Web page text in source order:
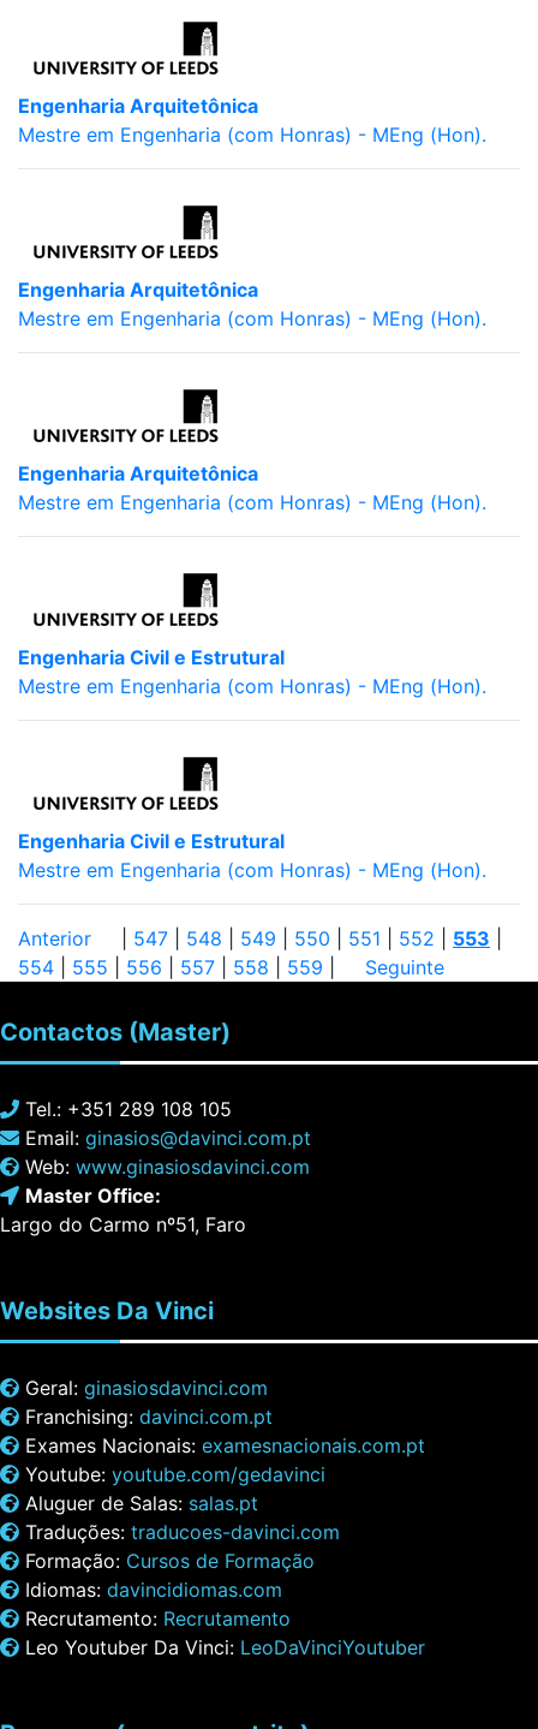
Engenharia Arquitetônica
Mestre em Engenharia (com Honras) - MEng (Hon).
Engenharia Arquitetônica
Mestre em Engenharia (com Honras) - MEng (Hon).
Engenharia Arquitetônica
Mestre em Engenharia (com Honras) - MEng (Hon).
Engenharia Civil e Estrutural
Mestre em Engenharia (com Honras) - MEng (Hon).
Engenharia Civil e Estrutural
Mestre em Engenharia (com Honras) - MEng (Hon).
Anterior 547 548 549 550 551 552 553
554
555 556 557 558 559 Seguinte
Contactos (Master)
Tel.: +351 289 108 105
Email: ginasios@davinci.com.pt
Web: www.ginasiosdavinci.com
Master Office:
Largo do Carmo nº51, Faro
Websites Da Vinci
Geral: ginasiosdavinci.com
Franchising: davinci.com.pt
Exames Nacionais: examesnacionais.com.pt
Youtube: youtube.com/gedavinci
Aluguer de Salas: salas.pt
Traduções: traducoes-davinci.com
Formação: Cursos de Formação
Idiomas: davincidiomas.com
Recrutamento: Recrutamento
Leo Youtuber Da Vinci: LeoDaVinciYoutuber